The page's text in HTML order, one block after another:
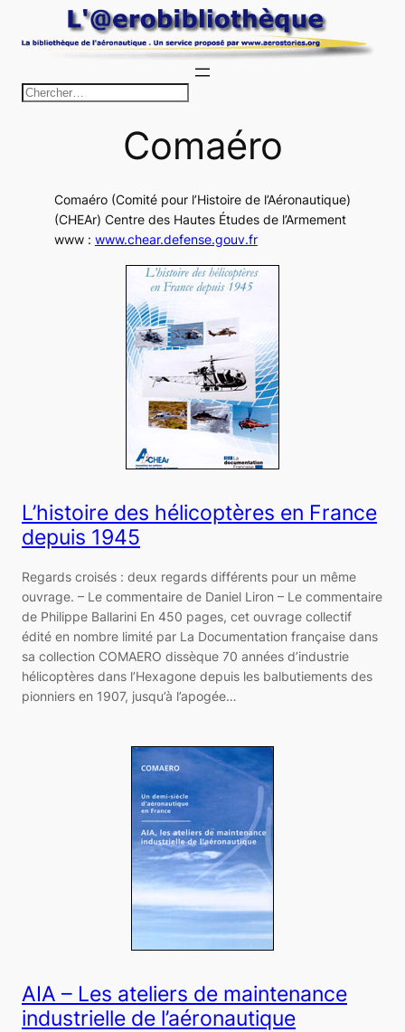
au
c
h
c
e
Comaéro
Comaéro (Comité pour l’Histoire de l’Aéronautique)
(CHEAr) Centre des Hautes Études de l’Armement
www : www.chear.defense.gouv.fr
L’histoire des hélicoptères en France
depuis 1945
Regards croisés : deux regards différents pour un même
ouvrage. – Le commentaire de Daniel Liron – Le commentaire
de Philippe Ballarini En 450 pages, cet ouvrage collectif
édité en nombre limité par La Documentation française dans
sa collection COMAERO dissèque 70 années d’industrie
hélicoptères dans l’Hexagone depuis les balbutiements des
pionniers en 1907, jusqu’à l’apogée…
AIA – Les ateliers de maintenance
industrielle de l’aéronautique